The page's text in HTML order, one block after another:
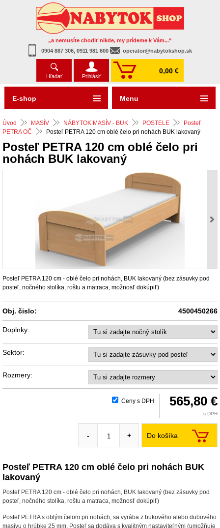
„a nemusíte chodiť nikde, my prídeme k Vám...“
0904 887 306, 0911 981 600
operator@nabytokshop.sk
Hľadať Prihlásiť
0,00 €
Úvod MASÍV NÁBYTOK MASÍV - BUK POSTELE
Posteľ
PETRA OČ
Posteľ PETRA 120 cm oblé čelo pri nohách BUK lakovaný
Posteľ PETRA 120 cm oblé čelo pri
nohách BUK lakovaný
Posteľ PETRA 120 cm - oblé čelo pri nohách, BUK lakovaný (bez zásuvky pod
posteľ, nočného stolíka, roštu a matraca, možnosť dokúpiť)
Obj. čislo: 4500450266
Doplnky:
Sektor:
Rozmery:
Ceny s DPH 565,80 €
s DPH
Do košíka
- +
Posteľ PETRA 120 cm oblé čelo pri nohách BUK
lakovaný
Posteľ PETRA 120 cm - oblé čelo pri nohách, BUK lakovaný (bez zásuvky pod
posteľ, nočného stolíka, roštu a matraca, možnosť dokúpiť)
Posteľ PETRA s oblým čelom pri nohách, sa vyrába z bukového alebo dubového
masívu o hrúbke 25 mm. Posteľ sa dodáva s kvalitným nastaviteľným (umožňuje
E-shop Menu